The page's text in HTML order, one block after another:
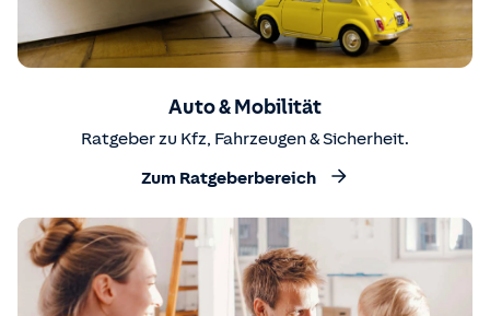
Auto & Mobilität
Ratgeber zu Kfz, Fahrzeugen & Sicherheit.
Zum Ratgeberbereich